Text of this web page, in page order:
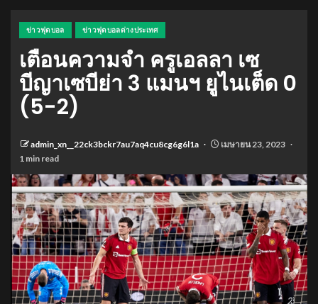
ข่าวฟุตบอล ข่าวฟุตบอลต่างประเทศ
เตือนความจำ ครูเอลลา เซ
บีญาเซบีย่า 3 แมนฯ ยูไนเต็ด 0
(5-2)
admin_xn__22ck3bckr7au7aq4cu8cg6g6l1a
เมษายน 23, 2023
1 min read